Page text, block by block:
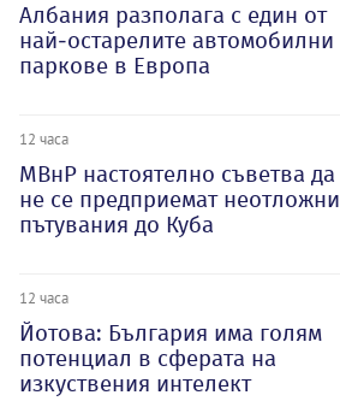
Албания разполага с един от
най-остарелите автомобилни
паркове в Европа
12 часа
МВнР настоятелно съветва да
не се предприемат неотложни
пътувания до Куба
12 часа
Йотова: България има голям
потенциал в сферата на
изкуствения интелект